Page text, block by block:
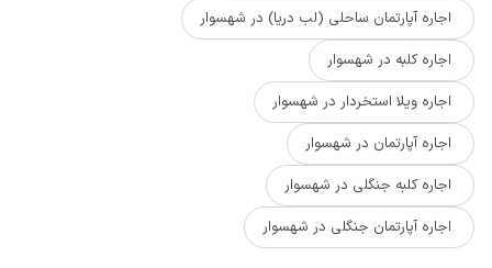
اجاره آپارتمان ساحلی (لب دریا) در شهسوار
اجاره کلبه در شهسوار
اجاره ویلا استخردار در شهسوار
اجاره آپارتمان در شهسوار
اجاره کلبه جنگلی در شهسوار
اجاره آپارتمان جنگلی در شهسوار